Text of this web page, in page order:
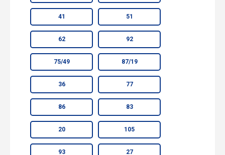
41 51
62 92
75/49 87/19
36 77
86 83
20 105
93 27